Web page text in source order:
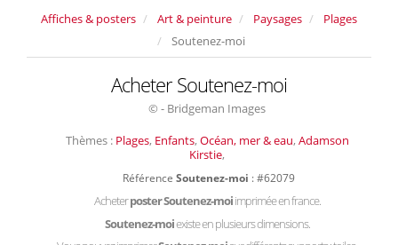
Affiches & posters Art & peinture Paysages
Plages
Soutenez-moi
Acheter Soutenez-moi
© - Bridgeman Images
Thèmes : Plages, Enfants, Océan, mer & eau, Adamson
Kirstie,
Référence Soutenez-moi : #62079
Acheterposter Soutenez-moiimprimée en france.
Soutenez-moiexiste en plusieurs dimensions.